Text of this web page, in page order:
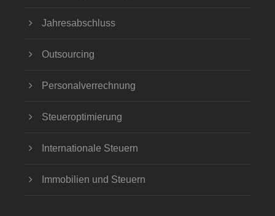
Jahresabschluss
Outsourcing
Personalverrechnung
Steueroptimierung
Internationale Steuern
Immobilien und Steuern